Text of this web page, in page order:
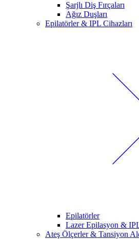
Şarjlı Diş Fırçaları
Ağız Duşları
Epilatörler & IPL Cihazları
Epilatörler
Lazer Epilasyon &
Ateş Ölçerler & Tansiyon